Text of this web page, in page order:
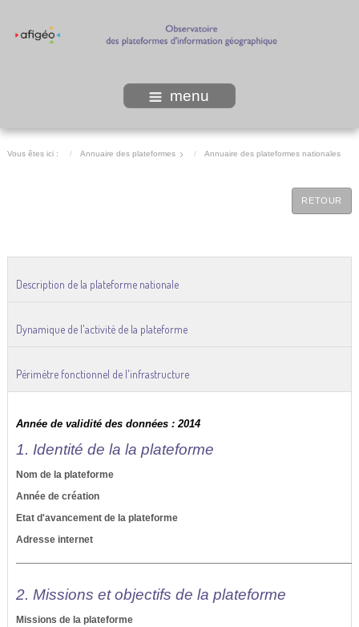
menu
Vous êtes ici : Annuaire des plateformes Annuaire des plateformes nationales
RETOUR
Description de la plateforme nationale
Dynamique de l'activité de la plateforme
Périmètre fonctionnel de l'infrastructure
Année de validité des données : 2014
1. Identité de la la plateforme
Nom de la plateforme
Année de création
Etat d'avancement de la plateforme
Adresse internet
2. Missions et objectifs de la plateforme
Missions de la plateforme